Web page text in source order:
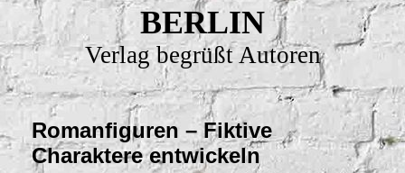
BERLIN
Verlag begrüßt Autoren
Romanfiguren – Fiktive
Charaktere entwickeln